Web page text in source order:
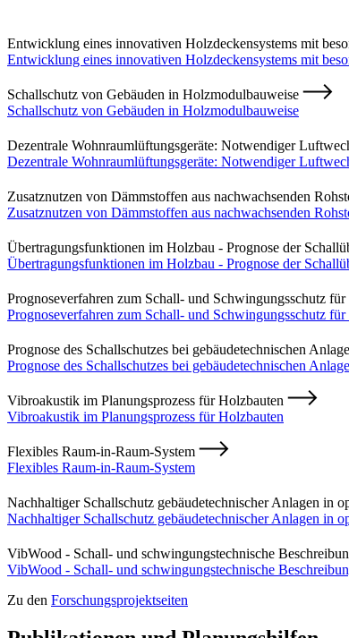
Entwicklung eines innovativen Holzdeckensystems mit
Entwicklung eines innovativen Holzdeckensystems mit
Schallschutz von Gebäuden in Holzmodulbauweise
Schallschutz von Gebäuden in Holzmodulbauweise
Dezentrale Wohnraumlüftungsgeräte: Notwendiger
Dezentrale Wohnraumlüftungsgeräte: Notwendiger
Zusatznutzen von Dämmstoffen aus nachwachsenden
Zusatznutzen von Dämmstoffen aus nachwachsenden
Übertragungsfunktionen im Holzbau - Prognose der
Übertragungsfunktionen im Holzbau - Prognose der
Prognoseverfahren zum Schall- und Schwingungsschutz
Prognoseverfahren zum Schall- und Schwingungsschutz
Prognose des Schallschutzes bei gebäudetechnischen
Prognose des Schallschutzes bei gebäudetechnischen
Vibroakustik im Planungsprozess für Holzbauten
Vibroakustik im Planungsprozess für Holzbauten
Flexibles Raum-in-Raum-System
Flexibles Raum-in-Raum-System
Nachhaltiger Schallschutz gebäudetechnischer Anlagen in
Nachhaltiger Schallschutz gebäudetechnischer Anlagen in
VibWood - Schall- und schwingungstechnische
VibWood - Schall- und schwingungstechnische
Zu den Forschungsprojektseiten